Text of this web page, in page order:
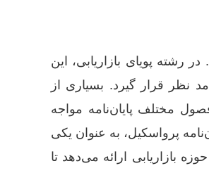
پویای بازاریابی، این
نظر قرار گیرد. بسیاری از
مختلف پایان‌نامه مواجه
پرواسکیل، به عنوان یکی
بازاریابی ارائه می‌دهد تا